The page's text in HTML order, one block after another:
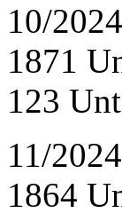
10/2024
1871
123
11/2024
1864